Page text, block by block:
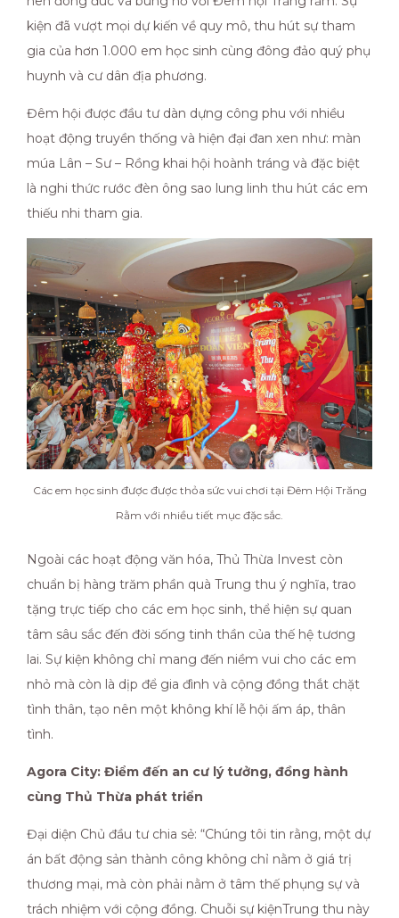
kiện đã vượt mọi dự kiến về quy mô, thu hút sự tham
gia của hơn 1.000 em học sinh cùng đông đảo quý phụ
huynh và cư dân địa phương.
Đêm hội được đầu tư dàn dựng công phu với nhiều
hoạt động truyền thống và hiện đại đan xen như: màn
múa Lân – Sư – Rồng khai hội hoành tráng và đặc biệt
là nghi thức rước đèn ông sao lung linh thu hút các em
thiếu nhi tham gia.
Các em học sinh được được thỏa sức vui chơi tại Đêm Hội Trăng
Rằm với nhiều tiết mục đặc sắc.
Ngoài các hoạt động văn hóa, Thủ Thừa Invest còn
chuẩn bị hàng trăm phần quà Trung thu ý nghĩa, trao
tặng trực tiếp cho các em học sinh, thể hiện sự quan
tâm sâu sắc đến đời sống tinh thần của thế hệ tương
lai. Sự kiện không chỉ mang đến niềm vui cho các em
nhỏ mà còn là dịp để gia đình và cộng đồng thắt chặt
tình thân, tạo nên một không khí lễ hội ấm áp, thân
tình.
Agora City: Điểm đến an cư lý tưởng, đồng hành
cùng Thủ Thừa phát triển
Đại diện Chủ đầu tư chia sẻ: “Chúng tôi tin rằng, một dự
án bất động sản thành công không chỉ nằm ở giá trị
thương mại, mà còn phải nằm ở tâm thế phụng sự và
trách nhiệm với cộng đồng. Chuỗi sự kiệnTrung thu này